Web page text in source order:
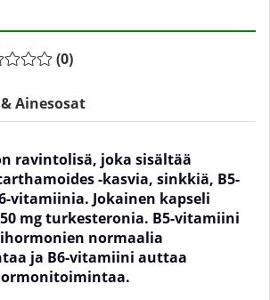
(0)
Ainesosat
ravintolisä, joka sisältää
-kasvia, sinkkiä, B5-
vitamiinia. Jokainen kapseli
mg turkesteronia. B5-vitamiini
normaalia
ja B6-vitamiini auttaa